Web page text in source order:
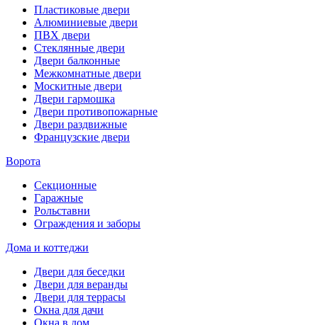
Пластиковые двери
Алюминиевые двери
ПВХ двери
Стеклянные двери
Двери балконные
Межкомнатные двери
Москитные двери
Двери гармошка
Двери противопожарные
Двери раздвижные
Французские двери
Ворота
Секционные
Гаражные
Рольставни
Ограждения и заборы
Дома и коттеджи
Двери для беседки
Двери для веранды
Двери для террасы
Окна для дачи
Окна в дом